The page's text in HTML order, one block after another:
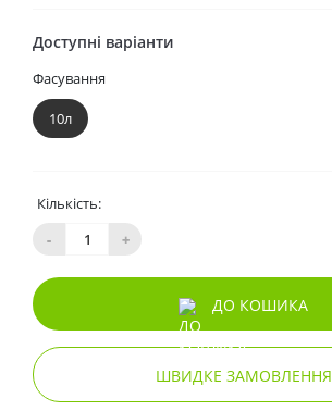
Доступні варіанти
Фасування
10л
Кількість:
-
+
ДО КОШИКА
ШВИДКЕ ЗАМОВЛЕННЯ